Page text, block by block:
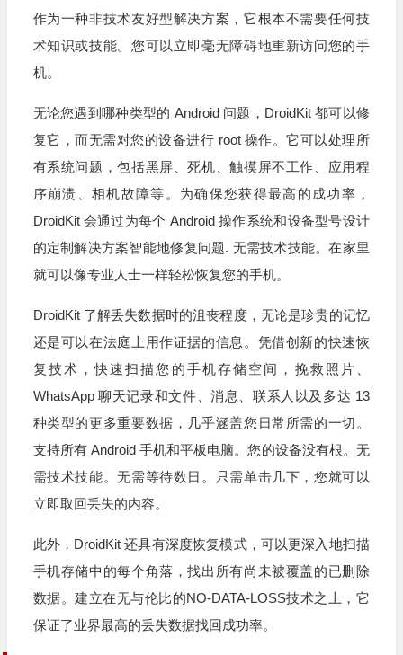
作为一种非技术友好型解决方案，它根本不需要任何技
术知识或技能。您可以立即毫无障碍地重新访问您的手
机。
无论您遇到哪种类型的 Android 问题，DroidKit 都可以修
复它，而无需对您的设备进行 root 操作。它可以处理所
有系统问题，包括黑屏、死机、触摸屏不工作、应用程
序崩溃、相机故障等。为确保您获得最高的成功率，
DroidKit 会通过为每个 Android 操作系统和设备型号设计
的定制解决方案智能地修复问题. 无需技术技能。在家里
就可以像专业人士一样轻松恢复您的手机。
DroidKit 了解丢失数据时的沮丧程度，无论是珍贵的记忆
还是可以在法庭上用作证据的信息。凭借创新的快速恢
复技术，快速扫描您的手机存储空间，挽救照片、
WhatsApp 聊天记录和文件、消息、联系人以及多达 13
种类型的更多重要数据，几乎涵盖您日常所需的一切。
支持所有 Android 手机和平板电脑。您的设备没有根。无
需技术技能。无需等待数日。只需单击几下，您就可以
立即取回丢失的内容。
此外，DroidKit 还具有深度恢复模式，可以更深入地扫描
手机存储中的每个角落，找出所有尚未被覆盖的已删除
数据。建立在无与伦比的NO-DATA-LOSS技术之上，它
保证了业界最高的丢失数据找回成功率。